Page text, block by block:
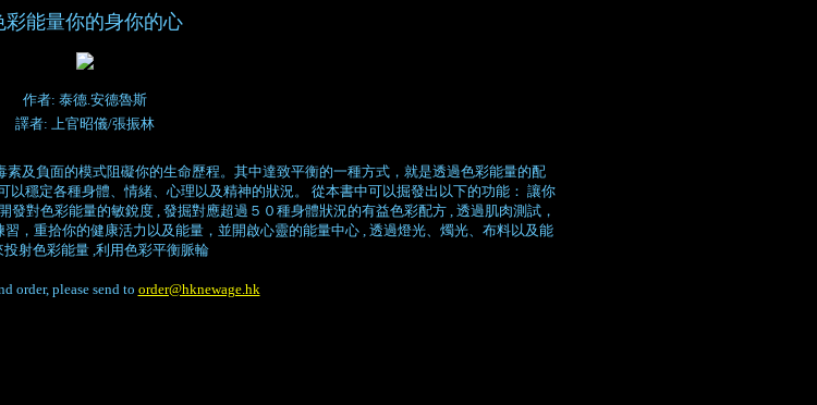
彩能量你的身你的心
作者: 泰德.安德魯斯
譯者: 上官昭儀/張振林
及負面的模式阻礙你的生命歷程。其中達致平衡的一種方式，就是透過色彩能量的配
穩定各種身體、情緒、心理以及精神的狀況。 從本書中可以掘發出以下的功能： 讓你
對色彩能量的敏銳度 , 發掘對應超過５０種身體狀況的有益色彩配方 , 透過肌肉測試，
，重拾你的健康活力以及能量，並開啟心靈的能量中心 , 透過燈光、燭光、布料以及能
投射色彩能量 ,利用色彩平衡脈輪
order, please send to order@hknewage.hk